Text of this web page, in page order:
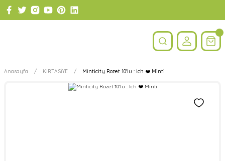
Anasayfa KIRTASİYE Minticity Rozet 10'lu : Ich ❤️ Minti